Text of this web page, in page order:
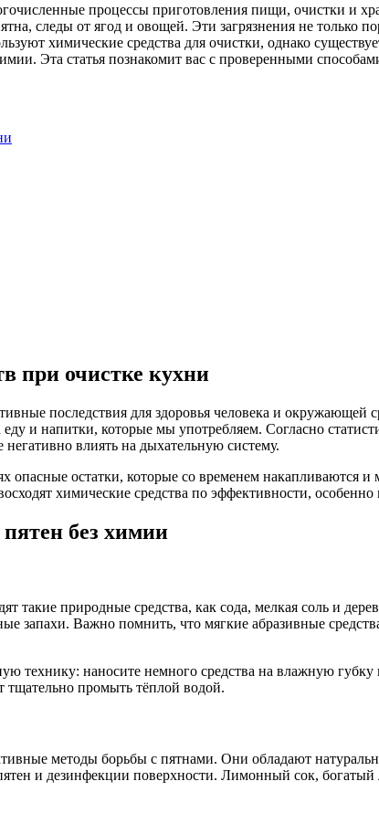
процессы приготовления пищи, очистки и
следы от ягод и овощей. Эти загрязнения не только
химические средства для очистки, однако
Эта статья познакомит вас с проверенными
при очистке кухни
последствия для здоровья человека и окружающей
и напитки, которые мы употребляем. Согласно
влиять на дыхательную систему.
опасные остатки, которые со временем
химические средства по эффективности,
без химии
природные средства, как сода, мелкая соль и
запахи. Важно помнить, что мягкие абразивные
технику: наносите немного средства на влажную
тщательно промыть тёплой водой.
методы борьбы с пятнами. Они обладают
и дезинфекции поверхности. Лимонный сок, богатый